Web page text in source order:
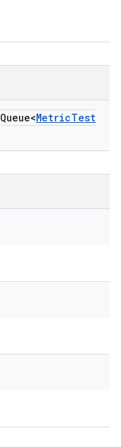
Queue<MetricTest